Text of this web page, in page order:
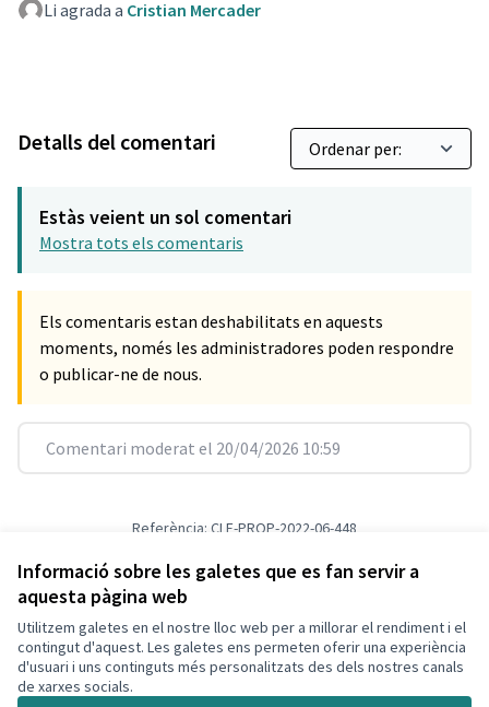
Informació sobre les galetes que es fan servir a
aquesta pàgina web
Utilitzem galetes en el nostre lloc web per a millorar el rendiment i el
contingut d'aquest. Les galetes ens permeten oferir una experiència
d'usuari i uns continguts més personalitzats des dels nostres canals
de xarxes socials.
Li agrada a Cristian Mercader
Detalls del comentari
Estàs veient un sol comentari
Mostra tots els comentaris
Els comentaris estan deshabilitats en aquests
moments, només les administradores poden respondre
o publicar-ne de nous.
Comentari moderat el 20/04/2026 10:59
Referència: CLF-PROP-2022-06-448
Verifica l'empremta digital
Termes i condicions d'ús
Configuració de les galetes
Decidim Calafell a X
Decidim Calafell a Facebook
Decidim Calafell a YouTube
Decidim Calafell a GitHub